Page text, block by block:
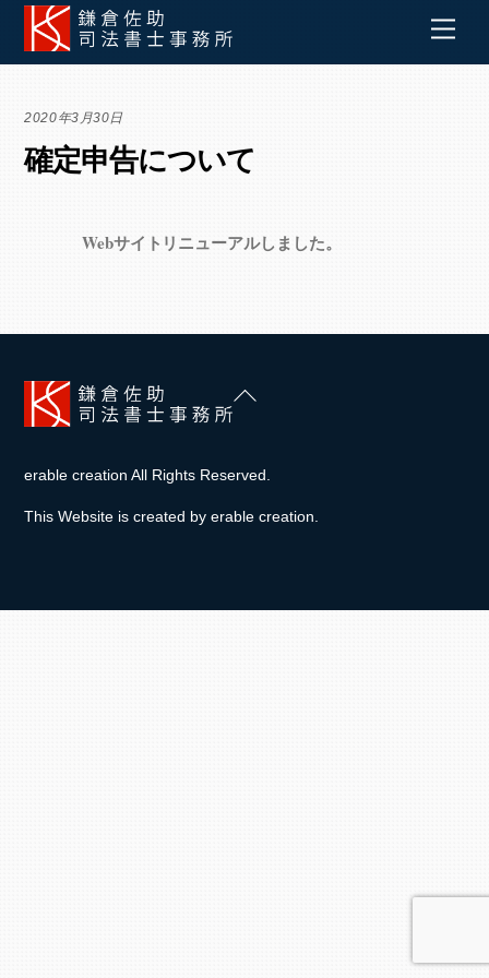
Skip
content
2020年3月30日
確定申告について
Webサイトリニューアルしました。
Back
erable creation All Rights Reserved.
This Website is created byerable creation.